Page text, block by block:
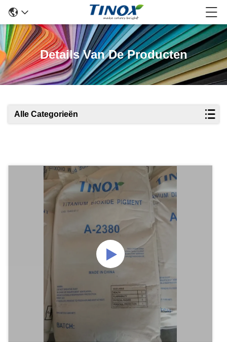
Details Van De Producten
Alle Categorieën